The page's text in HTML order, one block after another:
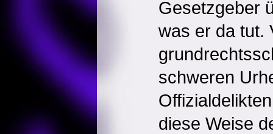
Gesetzgeber
was er da tut.
schweren
diese Weise